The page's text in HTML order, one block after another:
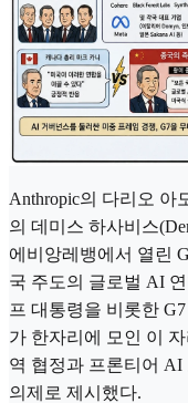
Anthropic의 다리오 아
의 데미스 하사비스
에비앙레뱅에서 열린
국 주도의 글로벌 AI
프 대통령을 비롯한
가 한자리에 모인 이
역 협정과 프론티어 AI
의제로 제시했다.